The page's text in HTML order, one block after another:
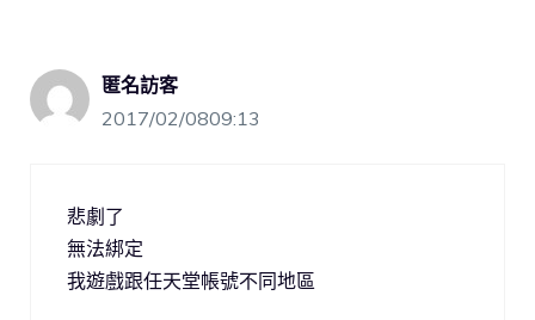
匿名訪客
2017/02/0809:13
悲劇了
無法綁定
我遊戲跟任天堂帳號不同地區